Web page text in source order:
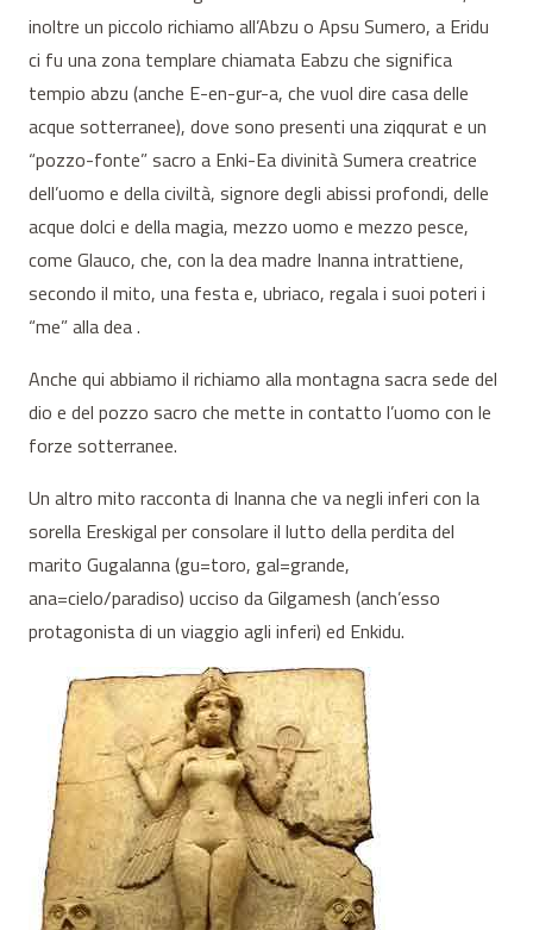
inoltre un piccolo richiamo all’Abzu o Apsu Sumero, a Eridu
ci fu una zona templare chiamata Eabzu che significa
tempio abzu (anche E-en-gur-a, che vuol dire casa delle
acque sotterranee), dove sono presenti una ziqqurat e un
“pozzo-fonte” sacro a Enki-Ea divinità Sumera creatrice
dell’uomo e della civiltà, signore degli abissi profondi, delle
acque dolci e della magia, mezzo uomo e mezzo pesce,
come Glauco, che, con la dea madre Inanna intrattiene,
secondo il mito, una festa e, ubriaco, regala i suoi poteri i
“me” alla dea .
Anche qui abbiamo il richiamo alla montagna sacra sede del
dio e del pozzo sacro che mette in contatto l’uomo con le
forze sotterranee.
Un altro mito racconta di Inanna che va negli inferi con la
sorella Ereskigal per consolare il lutto della perdita del
marito Gugalanna (gu=toro, gal=grande,
ana=cielo/paradiso) ucciso da Gilgamesh (anch’esso
protagonista di un viaggio agli inferi) ed Enkidu.